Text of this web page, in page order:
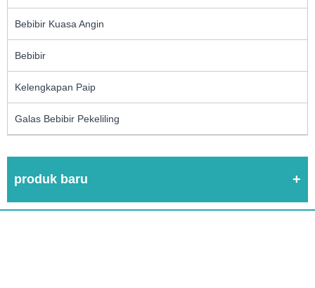
Bebibir Kuasa Angin
Bebibir
Kelengkapan Paip
Galas Bebibir Pekeliling
produk baru